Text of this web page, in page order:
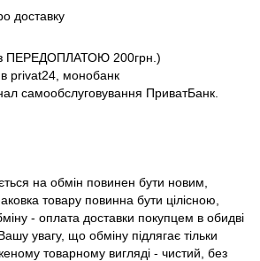
доставку
ПЕРЕДОПЛАТОЮ 200грн.)
privat24, монобанк
самообслуговування ПриватБанк.
на обмін повинен бути новим,
товару повинна бути цілісною,
- оплата доставки покупцем в обидві
увагу, що обміну підлягає тільки
товарному вигляді - чистий, без